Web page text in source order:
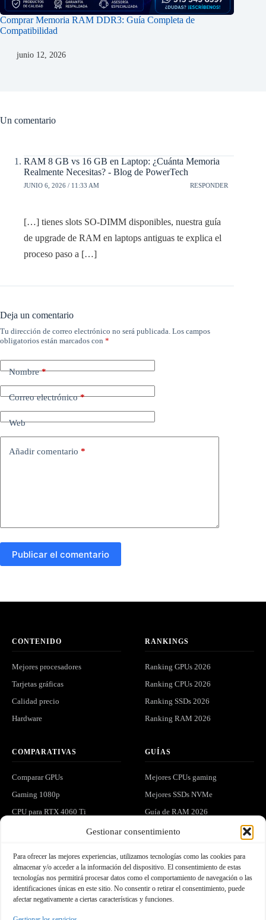
Gestionar consentimiento
Para ofrecer las mejores experiencias, utilizamos tecnologías como las cookies para
almacenar y/o acceder a la información del dispositivo. El consentimiento de estas
tecnologías nos permitirá procesar datos como el comportamiento de navegación o las
identificaciones únicas en este sitio. No consentir o retirar el consentimiento, puede
afectar negativamente a ciertas características y funciones.
Comprar Memoria RAM DDR3: Guía Completa de
Compatibilidad
junio 12, 2026
Un comentario
RAM 8 GB vs 16 GB en Laptop: ¿Cuánta Memoria
Realmente Necesitas? - Blog de PowerTech
JUNIO 6, 2026 / 11:33 AM RESPONDER
[…] tienes slots SO-DIMM disponibles, nuestra guía
de upgrade de RAM en laptops antiguas te explica el
proceso paso a […]
Deja un comentario
Tu dirección de correo electrónico no será publicada. Los campos
obligatorios están marcados con *
Nombre*
Correo electrónico*
Web
Añadir comentario *
Publicar el comentario
CONTENIDO
Mejores procesadores
Tarjetas gráficas
Calidad precio
Hardware
RANKINGS
Ranking GPUs 2026
Ranking CPUs 2026
Ranking SSDs 2026
Ranking RAM 2026
COMPARATIVAS
Comparar GPUs
Gaming 1080p
CPU para RTX 4060 Ti
GUÍAS
Mejores CPUs gaming
Mejores SSDs NVMe
Guía de RAM 2026
Ver todo el hardware
LEGAL
Privacidad
COMUNIDAD
Análisis y hardware exclusivo en
tu correo.